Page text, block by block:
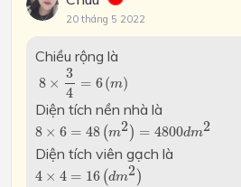
20 tháng 5 2022
Chiều rộng là
8 ×
3
4
= 6(m)
8 ×34=6 (m)
Diện tích nền nhà là
8 × 6 = 48 (m2) = 4800dm2
×6 2 =4800
Diện tích viên gạch là
4 × 4 = 16 (dm2)
4×4 =16 ( d m2